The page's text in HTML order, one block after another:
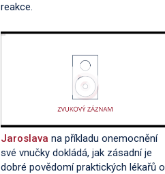
reakce.
Jaroslava na příkladu onemocnění
své vnučky dokládá, jak zásadní je
dobré povědomí praktických lékařů o